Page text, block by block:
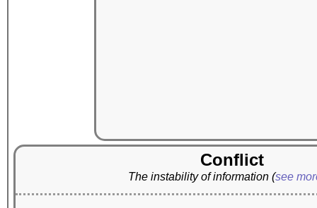
Conflict
The instability of information (see